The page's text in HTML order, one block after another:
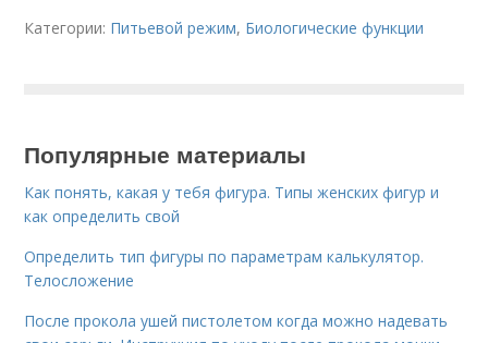
Категории: Питьевой режим, Биологические функции
Популярные материалы
Как понять, какая у тебя фигура. Типы женских фигур и
как определить свой
Определить тип фигуры по параметрам калькулятор.
Телосложение
После прокола ушей пистолетом когда можно надевать